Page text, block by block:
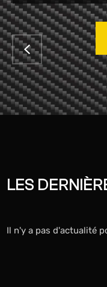
LES
Il n'y a pas d'actualité